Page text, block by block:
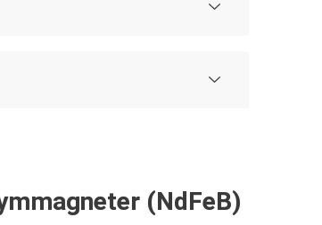
(NdFeB)